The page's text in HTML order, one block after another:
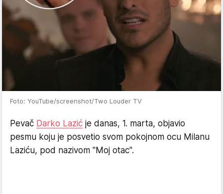
Foto: YouTube/screenshot/Two Louder TV
Pevač Darko Lazić je danas, 1. marta, objavio
pesmu koju je posvetio svom pokojnom ocu Milanu
Laziću, pod nazivom "Moj otac".